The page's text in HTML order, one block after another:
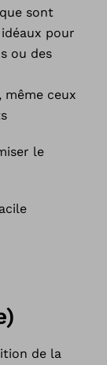
sont
pour
ou des
même ceux
le
de la